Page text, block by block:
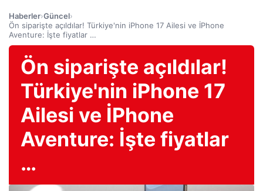
Haberler›Güncel›
Ön siparişte açıldılar! Türkiye'nin iPhone 17 Ailesi ve İPhone
Aventure: İşte fiyatlar …
Ön siparişte açıldılar!
Türkiye'nin iPhone 17
Ailesi ve İPhone
Aventure: İşte fiyatlar
…